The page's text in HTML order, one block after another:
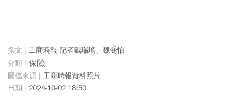
工商時報 記者戴瑞瑤、魏喬怡
保險
工商時報資料照片
2024-10-02 18:50